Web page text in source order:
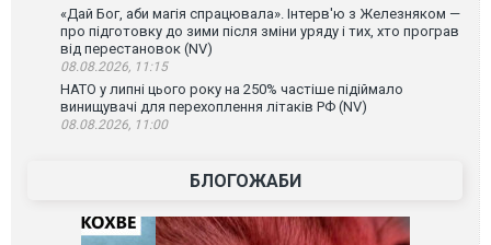
«Дай Бог, аби магія спрацювала». Інтерв'ю з Железняком —
про підготовку до зими після зміни уряду і тих, хто програв
від перестановок (NV)
08.08.2026, 11:15
НАТО у липні цього року на 250% частіше підіймало
винищувачі для перехоплення літаків РФ (NV)
08.08.2026, 11:00
БЛОГОЖАБИ